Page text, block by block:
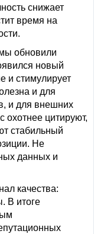
снижает
время на
обновили
новый
и стимулирует
и для
и для внешних
охотнее цитируют,
стабильный
Не
данных и
качества:
В итоге